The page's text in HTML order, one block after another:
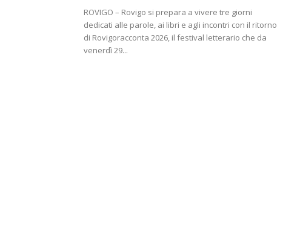
ROVIGO – Rovigo si prepara a vivere tre giorni
dedicati alle parole, ai libri e agli incontri con il ritorno
di Rovigoracconta 2026, il festival letterario che da
venerdì 29...